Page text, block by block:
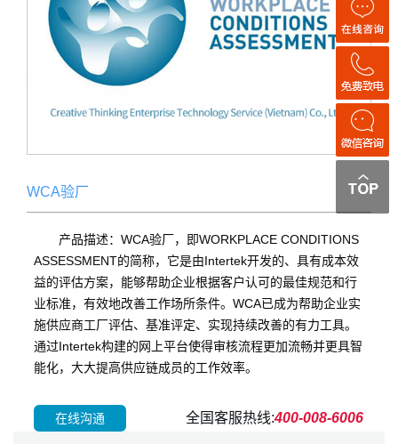
WCA验厂
产品描述：WCA验厂，即WORKPLACE CONDITIONS
ASSESSMENT的简称，它是由Intertek开发的、具有成本效
益的评估方案，能够帮助企业根据客户认可的最佳规范和行
业标准，有效地改善工作场所条件。WCA已成为帮助企业实
施供应商工厂评估、基准评定、实现持续改善的有力工具。
通过Intertek构建的网上平台使得审核流程更加流畅并更具智
能化，大大提高供应链成员的工作效率。
在线沟通 全国客服热线:400-008-6006